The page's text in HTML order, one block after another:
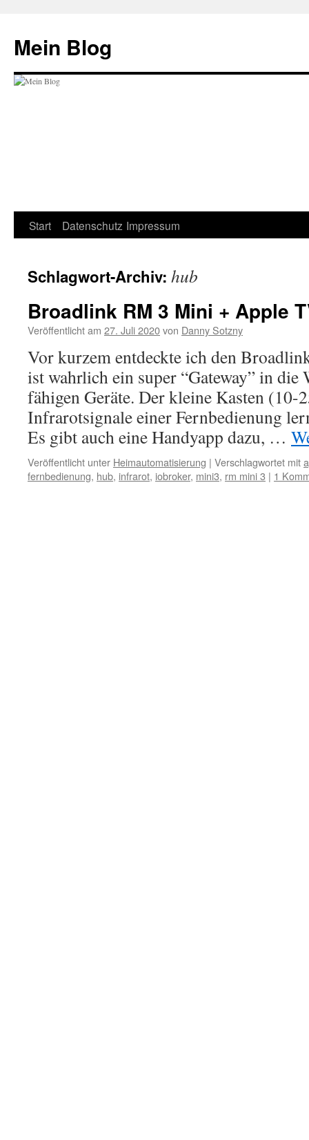
springen
Mein Blog
Start Datenschutz Impressum
Schlagwort-Archiv: hub
Broadlink RM 3 Mini + Apple
Veröffentlicht am 27. Juli 2020von Danny Sotzny
Vor kurzem entdeckte ich den
ist wahrlich ein super “Gateway” in
fähigen Geräte. Der kleine Kasten (10-
Infrarotsignale einer Fernbedienung
Es gibt auch eine Handyapp dazu, …
Veröffentlicht unter Heimautomatisierung | Verschlagwortet mit
fernbedienung, hub, infrarot, iobroker, mini3, rm mini 3 | 1